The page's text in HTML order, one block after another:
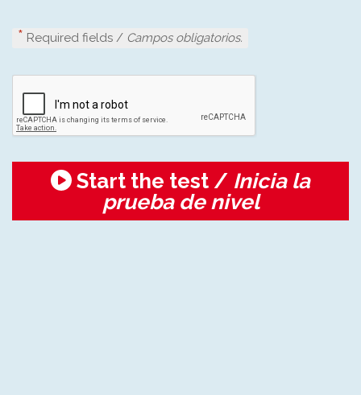
Required fields / Campos obligatorios.
Start the test / Inicia la
prueba de nivel